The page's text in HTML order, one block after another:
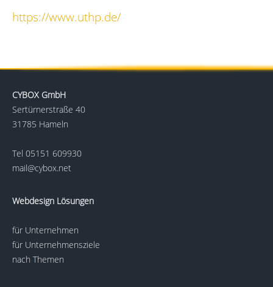
https://www.uthp.de/
CYBOX GmbH
Sertürnerstraße 40
31785 Hameln
Tel 05151 609930
mail@cybox.net
Webdesign Lösungen
für Unternehmen
für Unternehmensziele
nach Themen